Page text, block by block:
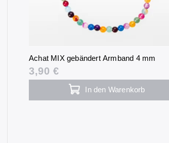
Achat MIX gebändert Armband 4 mm
3,90 €
In den Warenkorb